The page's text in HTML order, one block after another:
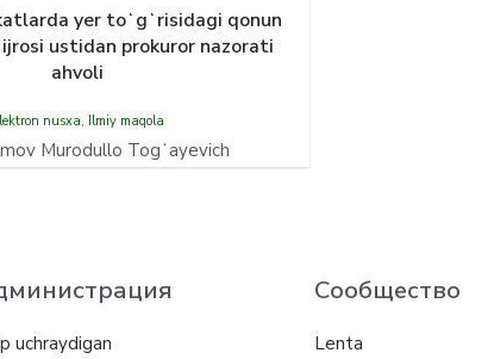
yer toʻgʻrisidagi qonun
ustidan prokuror nazorati
ahvoli
nusxa, Ilmiy maqola
Murodullo Togʻayevich
uchraydigan
Сообщество
Lenta